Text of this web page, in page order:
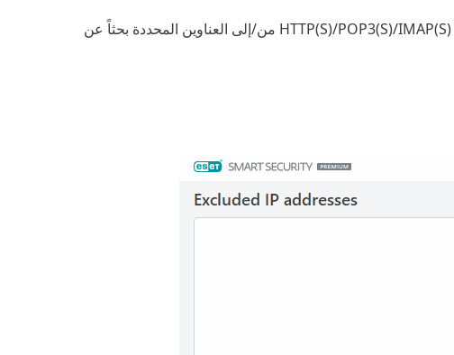
سيتم استبعاد الإدخالات الموجودة في القائمة من الفحص. لن يتم فحص اتصال HTTP(S)/POP3(S)/IMAP(S) من/إلى العناوين المحددة بحثاً عن